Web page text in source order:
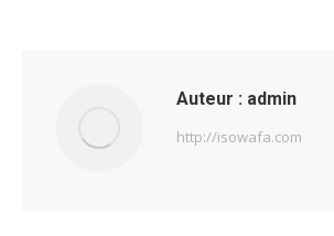
Auteur : admin
http://isowafa.com